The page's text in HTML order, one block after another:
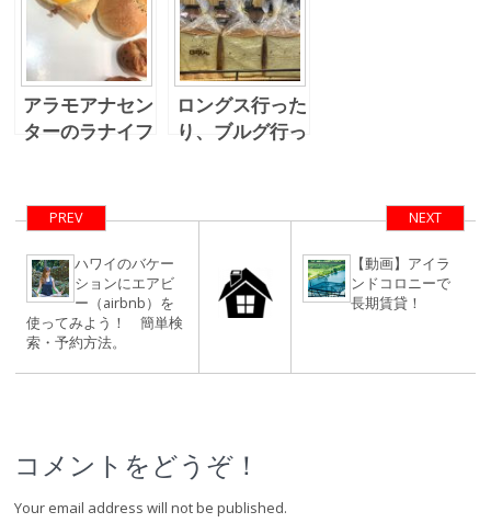
アラモアナセン
ターのラナイフ
ロングス行った
り、ブルグ行っ
PREV
ハワイのバケー
ションにエアビ
ー（airbnb）を
使ってみよう！ 簡単検
索・予約方法。
NEXT
【動画】アイラ
ンドコロニーで
長期賃貸！
コメントをどうぞ！
Your email address will not be published.